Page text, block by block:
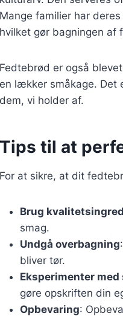
Mange familier har
hvilket gør bagningen
Fedtebrød er også
en lækker småkage. Det
dem, vi holder af.
Tips til at
For at sikre, at dit
Brug
smag.
Undgå overbagning
bliver tør.
Eksperimenter med
gøre opskriften din
Opbevaring: